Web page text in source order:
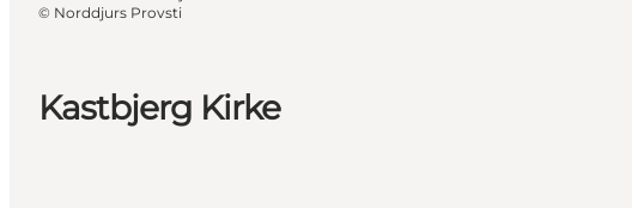
Kastbjerg Kirke
© Norddjurs Provsti